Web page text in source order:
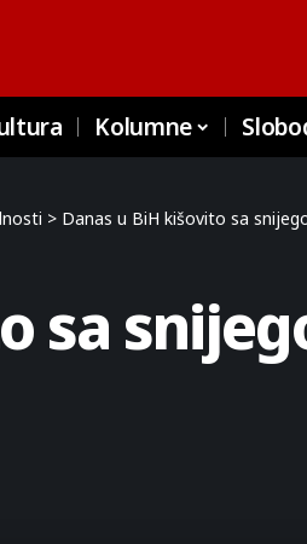
Kolumne
> Danas u BiH kišovito sa
sa